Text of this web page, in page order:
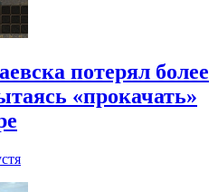
потерял более
«прокачать»